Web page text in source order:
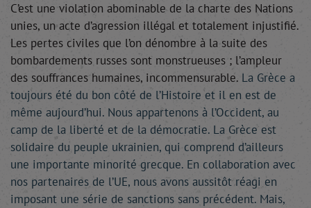
C’est une violation abominable de la charte des Nations
unies, un acte d’agression illégal et totalement injustifié.
Les pertes civiles que l’on dénombre à la suite des
bombardements russes sont monstrueuses ; l’ampleur
des souffrances humaines, incommensurable. La Grèce a
toujours été du bon côté de l’Histoire et il en est de
même aujourd’hui. Nous appartenons à l’Occident, au
camp de la liberté et de la démocratie. La Grèce est
solidaire du peuple ukrainien, qui comprend d’ailleurs
une importante minorité grecque. En collaboration avec
nos partenaires de l’UE, nous avons aussitôt réagi en
imposant une série de sanctions sans précédent. Mais,